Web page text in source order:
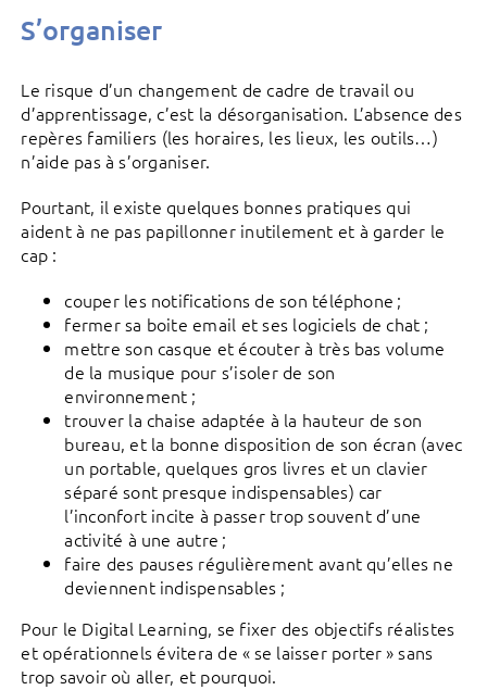
S’organiser
Le risque d’un changement de cadre de travail ou
d’apprentissage, c’est la désorganisation. L’absence des
repères familiers (les horaires, les lieux, les outils…)
n’aide pas à s’organiser.
Pourtant, il existe quelques bonnes pratiques qui
aident à ne pas papillonner inutilement et à garder le
cap :
couper les notifications de son téléphone ;
fermer sa boite email et ses logiciels de chat ;
mettre son casque et écouter à très bas volume
de la musique pour s’isoler de son
environnement ;
trouver la chaise adaptée à la hauteur de son
bureau, et la bonne disposition de son écran (avec
un portable, quelques gros livres et un clavier
séparé sont presque indispensables) car
l’inconfort incite à passer trop souvent d’une
activité à une autre ;
faire des pauses régulièrement avant qu’elles ne
deviennent indispensables ;
Pour le Digital Learning, se fixer des objectifs réalistes
et opérationnels évitera de « se laisser porter » sans
trop savoir où aller, et pourquoi.